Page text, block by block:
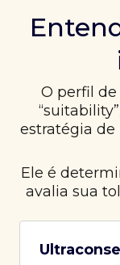
O perfil
estratégia
Ele é
avalia sua